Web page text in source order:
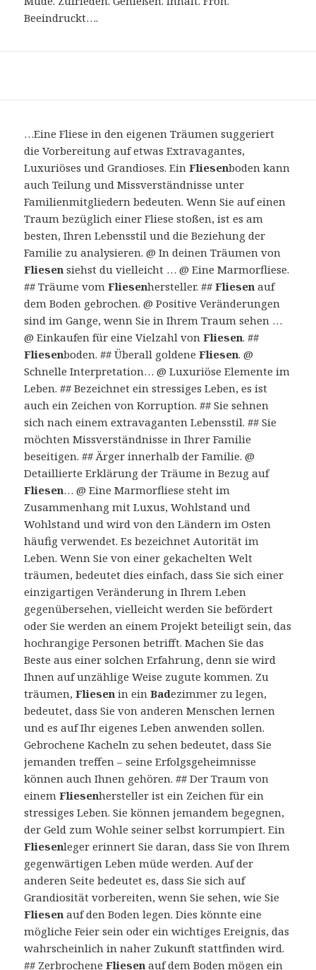
Beeindruckt….
…Eine Fliese in den eigenen Träumen suggeriert
die Vorbereitung auf etwas Extravagantes,
Luxuriöses und Grandioses. EinFliesenboden kann
auch Teilung und Missverständnisse unter
Familienmitgliedern bedeuten. Wenn Sie auf einen
Traum bezüglich einer Fliese stoßen, ist es am
besten, Ihren Lebensstil und die Beziehung der
Familie zu analysieren. @ In deinen Träumen von
Fliesen siehst du vielleicht … @ Eine Marmorfliese.
## Träume vomFliesenhersteller. ##Fliesen auf
dem Boden gebrochen. @ Positive Veränderungen
sind im Gange, wenn Sie in Ihrem Traum sehen …
@ Einkaufen für eine Vielzahl vonFliesen. ##
Fliesenboden. ## Überall goldeneFliesen. @
Schnelle Interpretation… @ Luxuriöse Elemente im
Leben. ## Bezeichnet ein stressiges Leben, es ist
auch ein Zeichen von Korruption. ## Sie sehnen
sich nach einem extravaganten Lebensstil. ## Sie
möchten Missverständnisse in Ihrer Familie
beseitigen. ## Ärger innerhalb der Familie. @
Detaillierte Erklärung der Träume in Bezug auf
Fliesen… @ Eine Marmorfliese steht im
Zusammenhang mit Luxus, Wohlstand und
Wohlstand und wird von den Ländern im Osten
häufig verwendet. Es bezeichnet Autorität im
Leben. Wenn Sie von einer gekachelten Welt
träumen, bedeutet dies einfach, dass Sie sich einer
einzigartigen Veränderung in Ihrem Leben
gegenübersehen, vielleicht werden Sie befördert
oder Sie werden an einem Projekt beteiligt sein, das
hochrangige Personen betrifft. Machen Sie das
Beste aus einer solchen Erfahrung, denn sie wird
Ihnen auf unzählige Weise zugute kommen. Zu
träumen,Fliesen in einBadezimmer zu legen,
bedeutet, dass Sie von anderen Menschen lernen
und es auf Ihr eigenes Leben anwenden sollen.
Gebrochene Kacheln zu sehen bedeutet, dass Sie
jemanden treffen – seine Erfolgsgeheimnisse
können auch Ihnen gehören. ## Der Traum von
einemFliesenhersteller ist ein Zeichen für ein
stressiges Leben. Sie können jemandem begegnen,
der Geld zum Wohle seiner selbst korrumpiert. Ein
Fliesenleger erinnert Sie daran, dass Sie von Ihrem
gegenwärtigen Leben müde werden. Auf der
anderen Seite bedeutet es, dass Sie sich auf
Grandiosität vorbereiten, wenn Sie sehen, wie Sie
Fliesen auf den Boden legen. Dies könnte eine
mögliche Feier sein oder ein wichtiges Ereignis, das
wahrscheinlich in naher Zukunft stattfinden wird.
## ZerbrocheneFliesen auf dem Boden mögen ein